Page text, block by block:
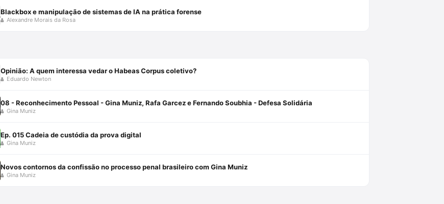
Blackbox e manipulação de sistemas de IA na prática forense
Alexandre Morais da Rosa
Opinião: A quem interessa vedar o Habeas Corpus coletivo?
Eduardo Newton
08 - Reconhecimento Pessoal - Gina Muniz, Rafa Garcez e Fernando Soubhia - Defesa Solidária
Gina Muniz
Ep. 015 Cadeia de custódia da prova digital
Gina Muniz
Novos contornos da confissão no processo penal brasileiro com Gina Muniz
Gina Muniz